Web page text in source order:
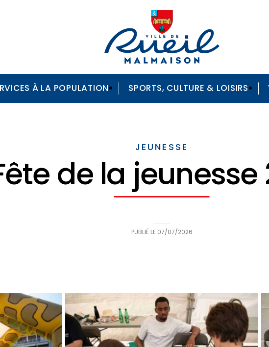
À LA POPULATION SPORTS, CULTURE & LOISIRS
JEUNESSE
de la jeunesse
PUBLIÉ LE 07/07/2026